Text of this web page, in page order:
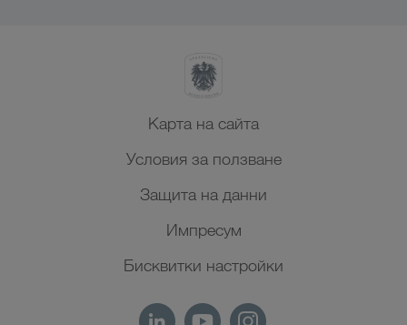
Карта на сайта
Условия за ползване
Защита на данни
Импресум
Бисквитки настройки